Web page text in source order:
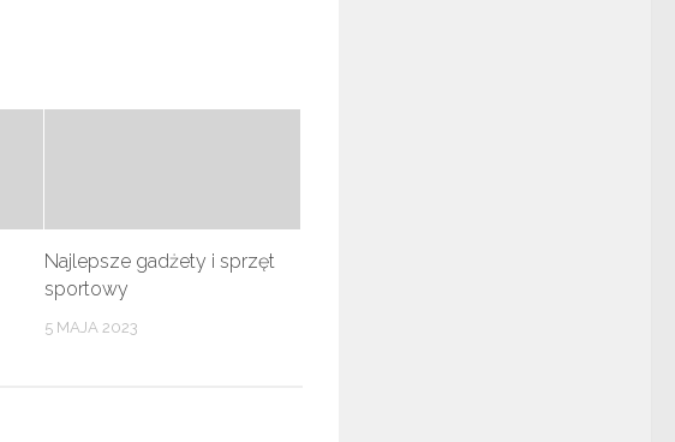
Najlepsze gadżety i sprzęt
sportowy
5 MAJA 2023